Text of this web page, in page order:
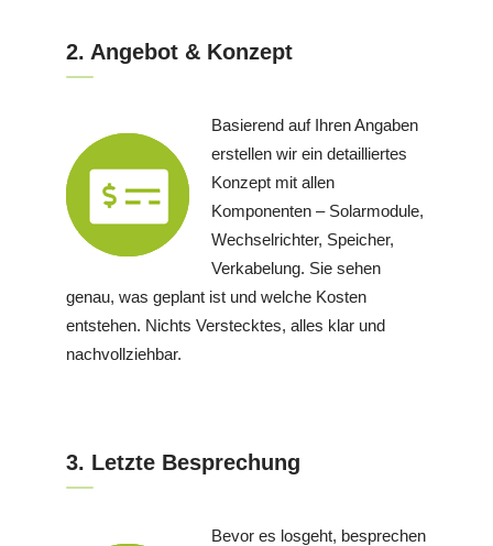
2. Angebot & Konzept
Basierend auf Ihren Angaben
erstellen wir ein detailliertes
Konzept mit allen
Komponenten – Solarmodule,
Wechselrichter, Speicher,
Verkabelung. Sie sehen
genau, was geplant ist und welche Kosten
entstehen. Nichts Verstecktes, alles klar und
nachvollziehbar.
3. Letzte Besprechung
Bevor es losgeht, besprechen